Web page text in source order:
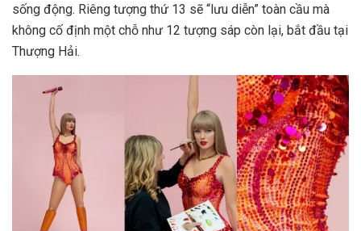
sống động. Riêng tượng thứ 13 sẽ “lưu diễn” toàn cầu mà
không cố định một chỗ như 12 tượng sáp còn lại, bắt đầu tại
Thượng Hải.